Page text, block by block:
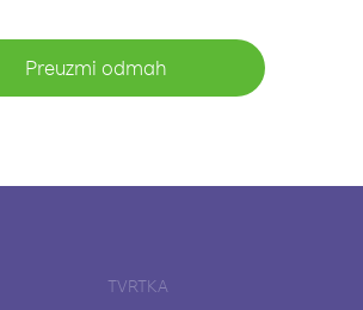
Preuzmi odmah
TVRTKA